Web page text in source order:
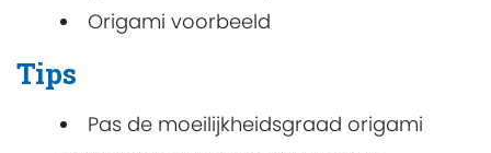
Origami voorbeeld
Tips
Pas de moeilijkheidsgraad origami